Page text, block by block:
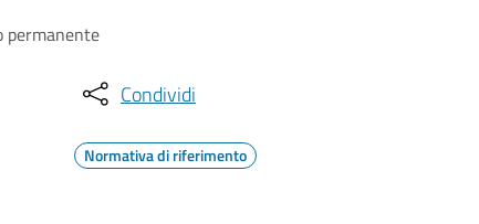
permanente
Condividi
Normativa di riferimento